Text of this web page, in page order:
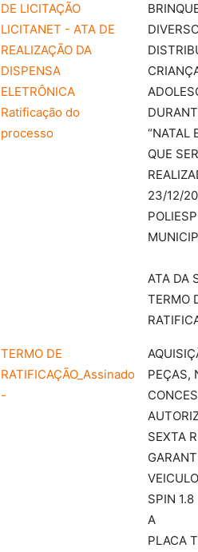
DE LICITAÇÃO
LICITANET - ATA DE
REALIZAÇÃO DA
DISPENSA
ELETRÔNICA
Ratificação do
processo
“NATAL
QUE
23/12/
ATA DA
TERMO
TERMO DE
RATIFICAÇÃO_Assinado
-
PEÇAS,
SEXTA
SPIN
A
PLACA